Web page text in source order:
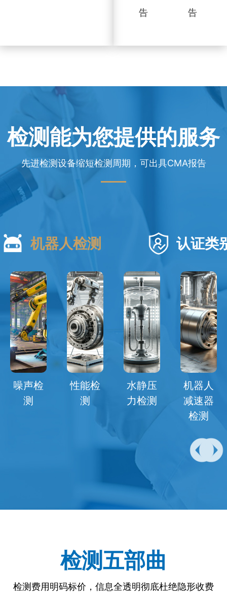
告 告
检测能为您提供的服务
先进检测设备缩短检测周期，可出具CMA报告
机器人检测 认证类
噪声检
测
性能检
测
水静压
力检测
机器人
减速器
检测
检测五部曲
检测费用明码标价，信息全透明彻底杜绝隐形收费